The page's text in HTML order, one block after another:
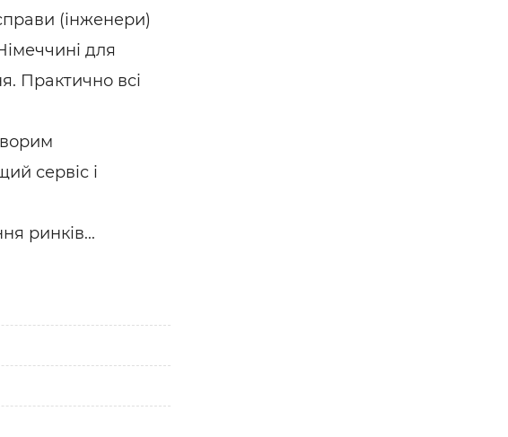
(інженери)
для
Практично всі
сервіс і
ринків...